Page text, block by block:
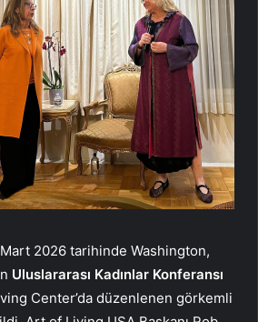
2026 tarihinde Washington,
Uluslararası Kadınlar Konferansı
Center’da düzenlenen görkemli